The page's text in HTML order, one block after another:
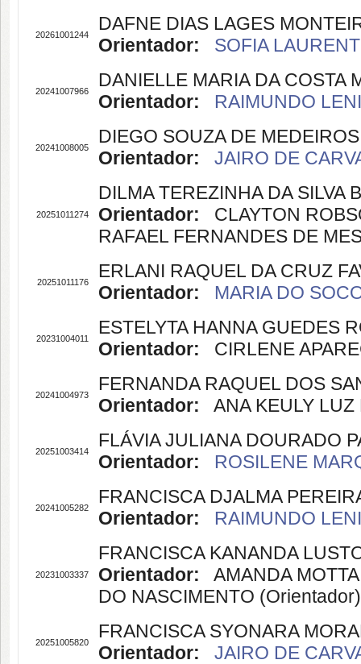
20261001244
DAFNE DIAS LAGES
Orientador:
SOFIA
20241007966
DANIELLE MARIA DA COSTA
Orientador:
RAIMUNDO
20241008005
DIEGO SOUZA DE MEDEIROS
Orientador:
JAIRO DE
20251011274
DILMA TEREZINHA DA SILVA
Orientador: CLAYTON
RAFAEL FERNANDES DE
20251011176
ERLANI RAQUEL DA CRUZ
Orientador:
MARIA DO
20231004011
ESTELYTA HANNA GUEDES
Orientador: CIRLENE
20241004973
FERNANDA RAQUEL DOS
Orientador: ANA KEULY
20251003414
FLÁVIA JULIANA DOURADO
Orientador:
ROSILENE
20241005282
FRANCISCA DJALMA
Orientador:
RAIMUNDO
20231003337
FRANCISCA KANANDA
Orientador: AMANDA
DO NASCIMENTO (Orientador)
20251005820
FRANCISCA SYONARA
Orientador:
JAIRO DE